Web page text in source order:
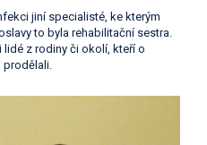
jiní specialisté, ke kterým
to byla rehabilitační sestra.
z rodiny či okolí, kteří o